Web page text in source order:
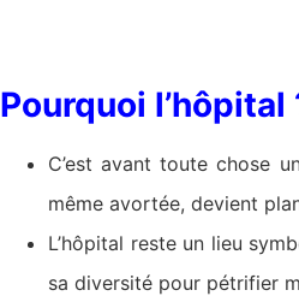
Pourquoi l’hôpital
C’est avant toute chose
même avortée, devient
L’hôpital reste un lieu
sa diversité pour pétrifier